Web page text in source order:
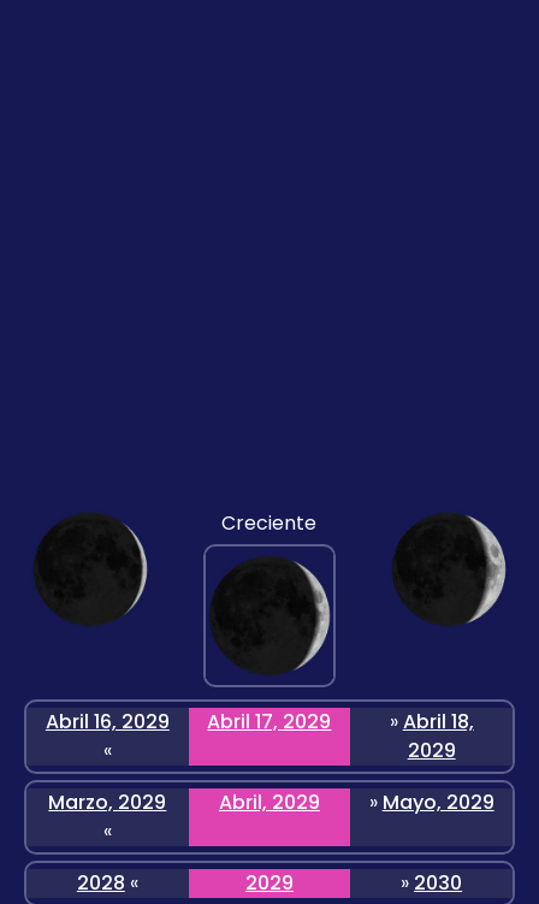
Creciente
Abril 16, 2029
«
Abril 17, 2029 »Abril 18,
2029
Marzo, 2029
«
Abril, 2029 » Mayo, 2029
2028 « 2029 » 2030